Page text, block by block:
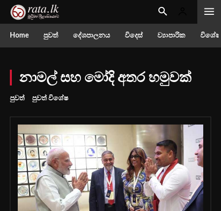
Home පුවත් දේශපාලනය විදෙස් ව්‍යාපාරික
නාමල් සහ මෝදි අතර හමුවක්
පුවත් පුවත් විශේෂ